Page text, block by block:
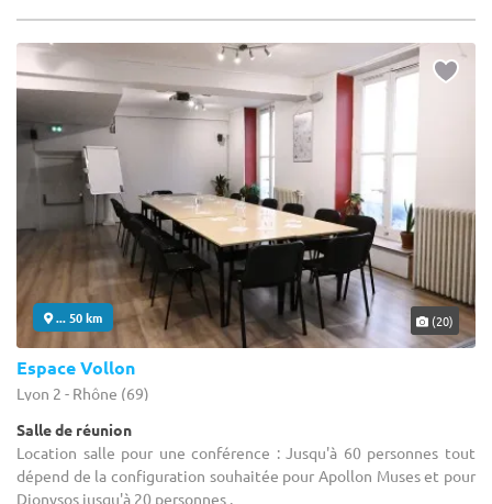
... 50 km (20)
Espace Vollon
Lyon 2 - Rhône (69)
Salle de réunion
Location salle pour une conférence : Jusqu'à 60 personnes tout
dépend de la configuration souhaitée pour Apollon Muses et pour
Dionysos jusqu'à 20 personnes .